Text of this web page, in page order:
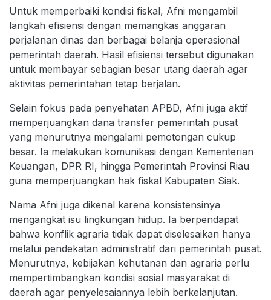
Untuk memperbaiki kondisi fiskal, Afni mengambil
langkah efisiensi dengan memangkas anggaran
perjalanan dinas dan berbagai belanja operasional
pemerintah daerah. Hasil efisiensi tersebut digunakan
untuk membayar sebagian besar utang daerah agar
aktivitas pemerintahan tetap berjalan.
Selain fokus pada penyehatan APBD, Afni juga aktif
memperjuangkan dana transfer pemerintah pusat
yang menurutnya mengalami pemotongan cukup
besar. Ia melakukan komunikasi dengan Kementerian
Keuangan, DPR RI, hingga Pemerintah Provinsi Riau
guna memperjuangkan hak fiskal Kabupaten Siak.
Nama Afni juga dikenal karena konsistensinya
mengangkat isu lingkungan hidup. Ia berpendapat
bahwa konflik agraria tidak dapat diselesaikan hanya
melalui pendekatan administratif dari pemerintah pusat.
Menurutnya, kebijakan kehutanan dan agraria perlu
mempertimbangkan kondisi sosial masyarakat di
daerah agar penyelesaiannya lebih berkelanjutan.